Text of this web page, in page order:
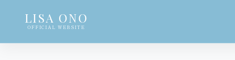
LISA ONO
OFFICIAL WEBSITE